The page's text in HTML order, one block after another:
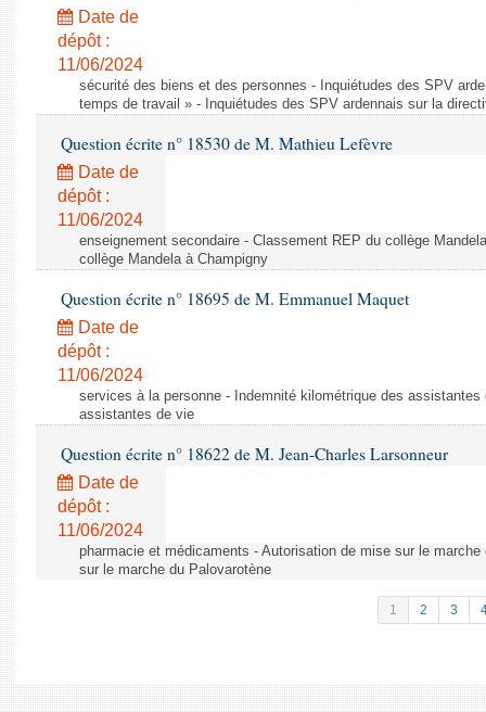
Date de
dépôt :
11/06/2024
sécurité des biens et des personnes - Inquiétudes des SPV
temps de travail » - Inquiétudes des SPV ardennais sur la
Question écrite n° 18530 de M. Mathieu Lefèvre
Date de
dépôt :
11/06/2024
enseignement secondaire - Classement REP du collège
collège Mandela à Champigny
Question écrite n° 18695 de M. Emmanuel Maquet
Date de
dépôt :
11/06/2024
services à la personne - Indemnité kilométrique des
assistantes de vie
Question écrite n° 18622 de M. Jean-Charles Larsonneur
Date de
dépôt :
11/06/2024
pharmacie et médicaments - Autorisation de mise sur le
sur le marche du Palovarotène
1 2 3